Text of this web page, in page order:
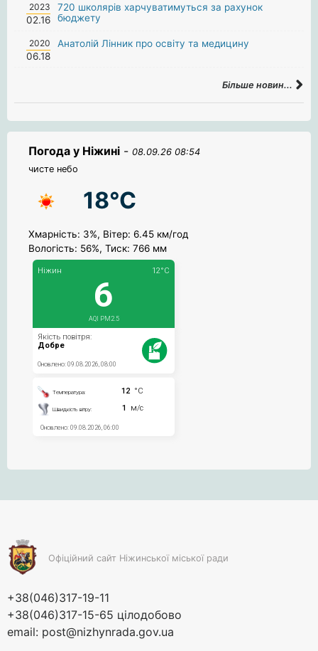
2023
02.16
720 школярів харчуватимуться за рахунок
бюджету
2020
06.18
Анатолій Лінник про освіту та медицину
Більше новин...
Погода у Ніжині - 08.09.26 08:54
чисте небо
18°C
Хмарність: 3%, Вітер: 6.45 км/год
Вологість: 56%, Тиск: 766 мм
Офіційний сайт Ніжинської міської ради
+38(046)317-19-11
+38(046)317-15-65 цілодобово
email: post@nizhynrada.gov.ua